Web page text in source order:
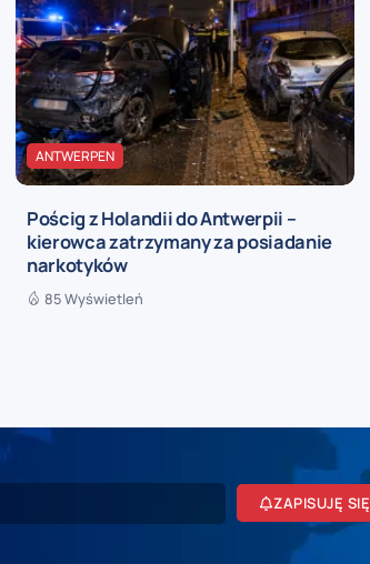
ANTWERPEN
Pościg z Holandii do Antwerpii –
kierowca zatrzymany za posiadanie
narkotyków
85 Wyświetleń
ZAPISUJĘ SIĘ